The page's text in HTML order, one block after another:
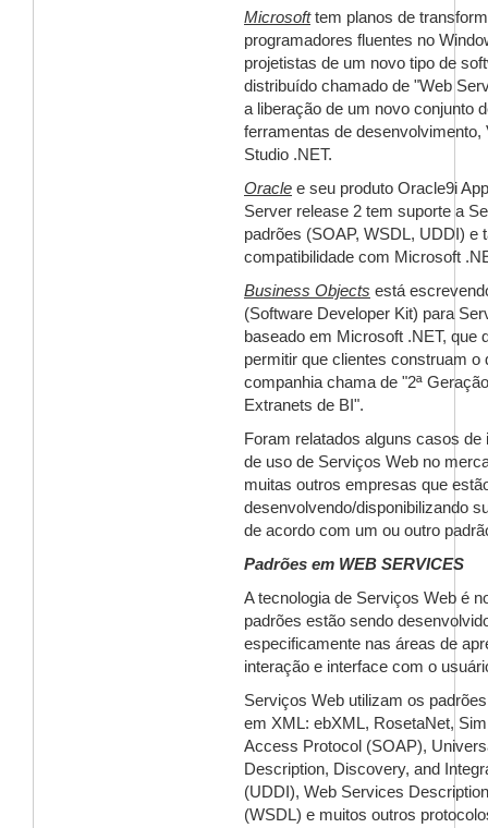
Microsofttem planos de
programadores fluentes no
projetistas de um novo tipo de
distribuído chamado de "Web
a liberação de um novo conjunto
ferramentas de desenvolvimento,
Studio .NET.
Oracle e seu produto Oracle9i
Server release 2 tem suporte a
padrões (SOAP, WSDL, UDDI) e
compatibilidade com Microsoft
Business Objects está
(Software Developer Kit) para
baseado em Microsoft .NET, que
permitir que clientes construam o
companhia chama de "2ª
Extranets de BI".
Foram relatados alguns casos de
de uso de Serviços Web no
muitas outros empresas que
desenvolvendo/disponibilizando
de acordo com um ou outro
Padrões em WEB SERVICES
A tecnologia de Serviços Web é
padrões estão sendo
especificamente nas áreas de
interação e interface com o
Serviços Web utilizam os
em XML: ebXML, RosetaNet,
Access Protocol (SOAP),
Description, Discovery, and
(UDDI), Web Services
(WSDL) e muitos outros